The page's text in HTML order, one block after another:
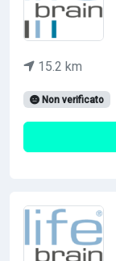
15.2 km
Non verificato